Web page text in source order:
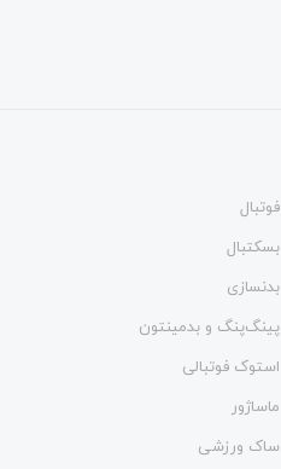
فوتبال
بسکتبال
بدنسازی
پینگ‌پنگ و بدمينتون
استوک فوتبالی
ماساژور
ساک ورزشی